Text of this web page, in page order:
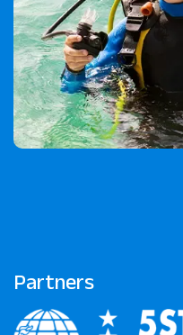
Partners